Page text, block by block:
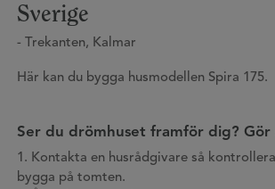
Sverige
- Trekanten, Kalmar
Här kan du bygga husmodellen Spira 175.
Ser du drömhuset framför dig? Gör
1. Kontakta en husrådgivare så
bygga på tomten.